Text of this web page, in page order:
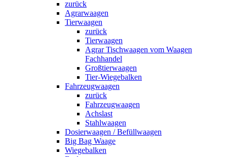
zurück
Agrarwaagen
Tierwaagen
zurück
Tierwaagen
Agrar Tischwaagen vom Waagen
Fachhandel
Großtierwaagen
Tier-Wiegebalken
Fahrzeugwaagen
zurück
Fahrzeugwaagen
Achslast
Stahlwaagen
Dosierwaagen / Befüllwaagen
Big Bag Waage
Wiegebalken